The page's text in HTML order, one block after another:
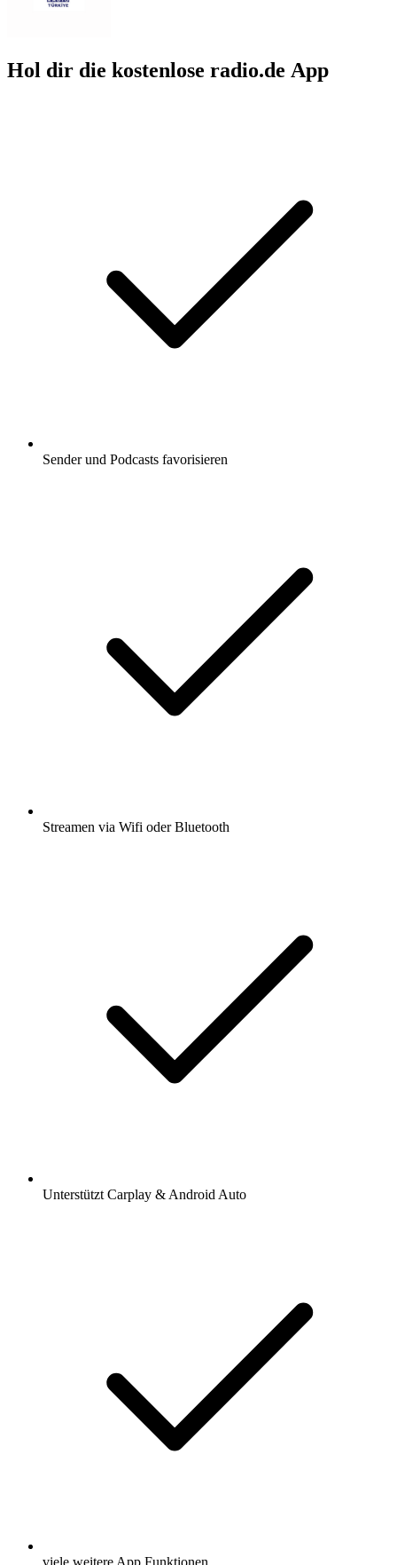
Hol dir die kostenlose radio.de App
Sender und Podcasts favorisieren
Streamen via Wifi oder Bluetooth
Unterstützt Carplay & Android Auto